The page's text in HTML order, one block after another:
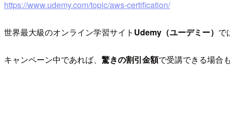
https://www.udemy.com/topic/aws-certification/
世界最大級のオンライン学習サイト Udemy（ユーデミー） で
キャンペーン中であれば、 驚きの割引金額で受講できる場合